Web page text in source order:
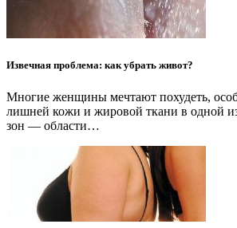
Извечная проблема: как убрать живот?
Многие женщины мечтают похудеть,
лишней кожи и жировой ткани в одной
зон — области…